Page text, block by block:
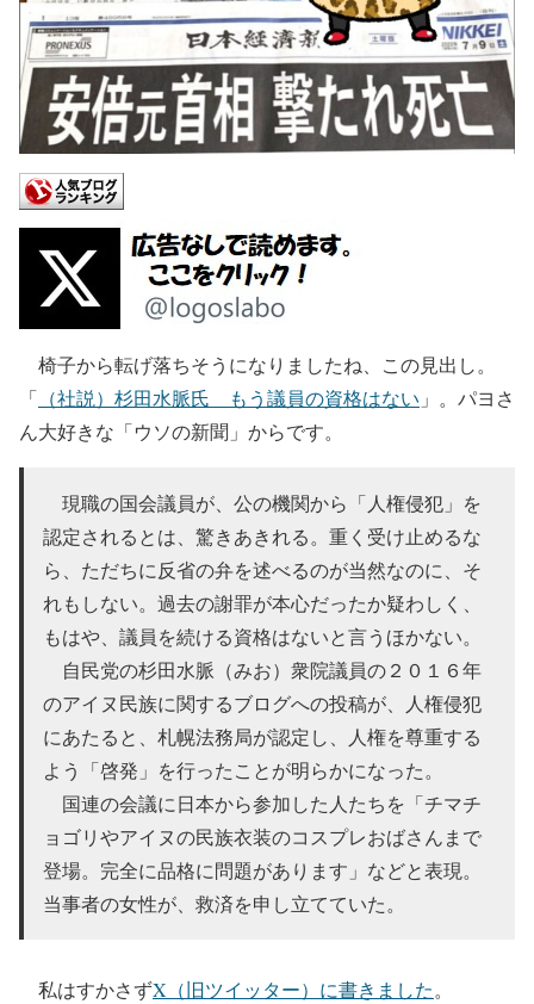
椅子から転げ落ちそうになりましたね、この見出し。
「 （社説）杉田水脈氏 もう議員の資格はない 」。パヨさ
ん大好きな「ウソの新聞」からです。
現職の国会議員が、公の機関から「人権侵犯」を
認定されるとは、驚きあきれる。重く受け止めるな
ら、ただちに反省の弁を述べるのが当然なのに、そ
れもしない。過去の謝罪が本心だったか疑わしく、
もはや、議員を続ける資格はないと言うほかない。
自民党の杉田水脈（みお）衆院議員の２０１６年
のアイヌ民族に関するブログへの投稿が、人権侵犯
にあたると、札幌法務局が認定し、人権を尊重する
よう「啓発」を行ったことが明らかになった。
国連の会議に日本から参加した人たちを「チマチ
ョゴリやアイヌの民族衣装のコスプレおばさんまで
登場。完全に品格に問題があります」などと表現。
当事者の女性が、救済を申し立てていた。
私はすかさずX（旧ツイッター）に書きました。